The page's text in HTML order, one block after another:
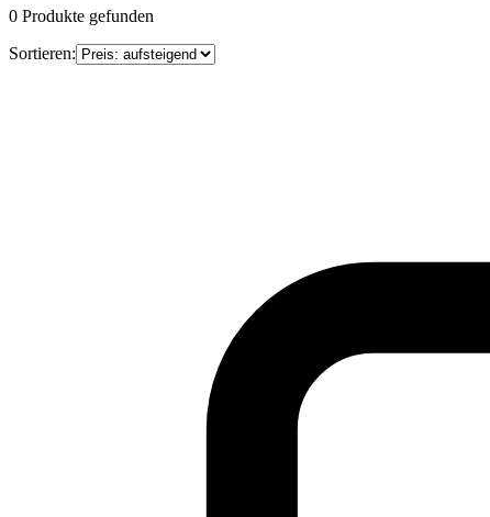
0 Produkte gefunden
Sortieren: